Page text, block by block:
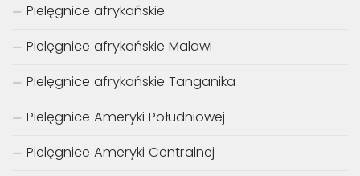
Pielęgnice afrykańskie
Pielęgnice afrykańskie Malawi
Pielęgnice afrykańskie Tanganika
Pielęgnice Ameryki Południowej
Pielęgnice Ameryki Centralnej